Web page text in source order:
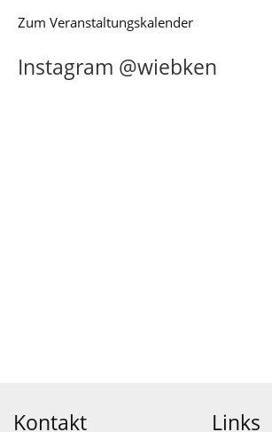
Zum Veranstaltungskalender
Instagram @wiebken
Kontakt Links